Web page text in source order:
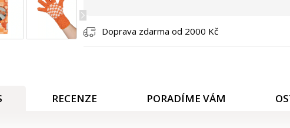
Doprava zdarma od 2000 Kč
RECENZE PORADÍME VÁM